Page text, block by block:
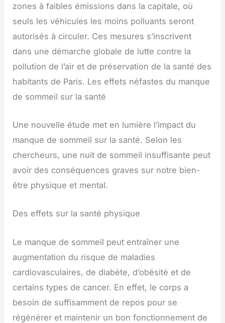
zones à faibles émissions dans la capitale, où
seuls les véhicules les moins polluants seront
autorisés à circuler. Ces mesures s’inscrivent
dans une démarche globale de lutte contre la
pollution de l’air et de préservation de la santé des
habitants de Paris. Les effets néfastes du manque
de sommeil sur la santé
Une nouvelle étude met en lumière l’impact du
manque de sommeil sur la santé. Selon les
chercheurs, une nuit de sommeil insuffisante peut
avoir des conséquences graves sur notre bien-
être physique et mental.
Des effets sur la santé physique
Le manque de sommeil peut entraîner une
augmentation du risque de maladies
cardiovasculaires, de diabète, d’obésité et de
certains types de cancer. En effet, le corps a
besoin de suffisamment de repos pour se
régénérer et maintenir un bon fonctionnement de